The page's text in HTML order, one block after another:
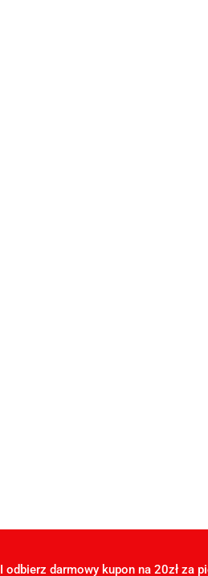
I odbierz darmowy kupon na 20zł za